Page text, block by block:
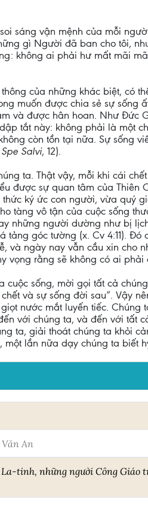
sáng vận mệnh của mỗi
gì Người đã ban cho tôi,
không ai phải hư mất mãi
của những khác biệt, có
muốn được chia sẻ sự sống
và được hân hoan. Như Đức
tắt này: không phải là một
còn tồn tại nữa. Sự sống
Spe Salvi, 12).
ta. Thật vậy, mỗi khi cái
được sự quan tâm của Thiên
ký ức con người, vừa quý
tàng vô tận của cuộc sống
những người dường như bị
góc tường (x. Cv 4:11). Đó
và ngày nay vẫn cầu xin cho
vọng rằng sẽ không có ai phải
sống, mời gọi tất cả
và sự sống đời sau”. Vậy
nước mắt luyến tiếc. Chúng
với chúng ta, và đến với tất
ta, giải thoát chúng ta khỏi
một lần nữa dạy chúng ta biết
An
tinh, những người Công Giáo